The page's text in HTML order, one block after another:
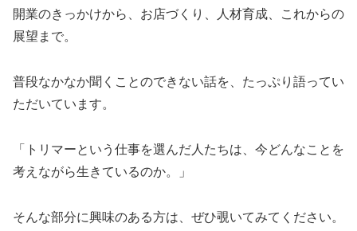
開業のきっかけから、お店づくり、人材育成、これからの
展望まで。
普段なかなか聞くことのできない話を、たっぷり語ってい
ただいています。
「トリマーという仕事を選んだ人たちは、今どんなことを
考えながら生きているのか。」
そんな部分に興味のある方は、ぜひ覗いてみてください。